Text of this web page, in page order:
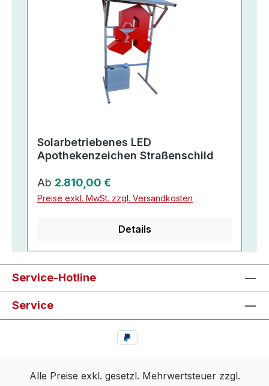
Solarbetriebenes LED
Apothekenzeichen Straßenschild
Regulärer Preis:
Ab 2.810,00 €
Preise exkl. MwSt. zzgl. Versandkosten
Details
Service-Hotline
Service
Alle Preise exkl. gesetzl. Mehrwertsteuer zzgl.